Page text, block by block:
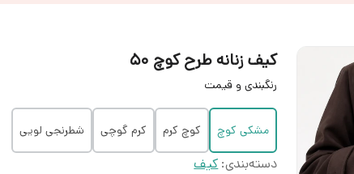
کیف زنانه طرح کوچ ۵۰
رنگبندی و قیمت
مشکی کوچ کوچ کرم کرم گوچی شطرنجی لویی
دسته‌بندی:کیف